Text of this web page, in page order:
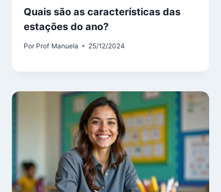
Quais são as características das
estações do ano?
Por Prof Manuela 25/12/2024